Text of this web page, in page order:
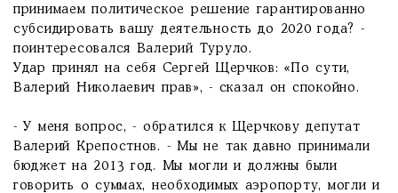
принимаем политическое решение гарантированно
субсидировать вашу деятельность до 2020 года? -
поинтересовался Валерий Туруло.
Удар принял на себя Сергей Щерчков: «По сути,
Валерий Николаевич прав», - сказал он спокойно.
- У меня вопрос, - обратился к Щерчкову депутат
Валерий Крепостнов. - Мы не так давно принимали
бюджет на 2013 год. Мы могли и должны были
говорить о суммах, необходимых аэропорту, могли и